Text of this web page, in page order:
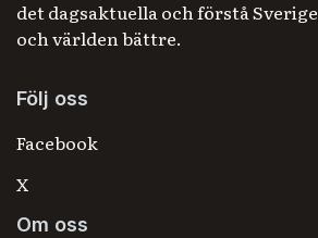
det dagsaktuella och förstå Sverige
och världen bättre.
Följ oss
Facebook
X
Om oss